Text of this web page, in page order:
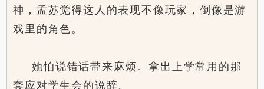
神，孟苏觉得这人的表现不像玩家，倒像是游
戏里的角色。
她怕说错话带来麻烦。拿出上学常用的那
套应对学生会的说辞。